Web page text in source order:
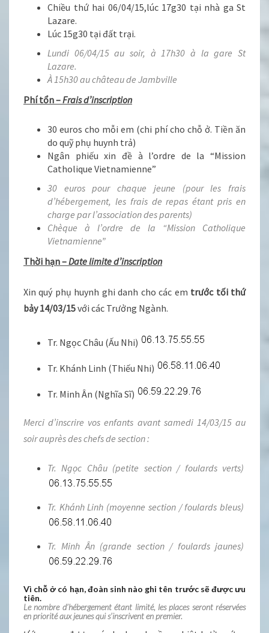
Chiều thứ hai 06/04/15,lúc 17g30 tại nhà ga St
Lazare.
Lúc 15g30 tại đất trại.
Lundi 06/04/15 au soir, à 17h30 à la gare St
Lazare.
À 15h30 au château de Jambville
Phí tổn –Frais d’inscription
30 euros cho mỗi em (chi phí cho chỗ ở. Tiền ăn
do quỹ phụ huynh trả)
Ngân phiếu xin đề à l’ordre de la “Mission
Catholique Vietnamienne”
30 euros pour chaque jeune (pour les frais
d’hébergement, les frais de repas étant pris en
charge par l’association des parents)
Chèque à l’ordre de la “Mission Catholique
Vietnamienne”
Thời hạn –Date limite d’inscription
Xin quý phụ huynh ghi danh cho các em trước tối thứ
bảy 14/03/15với các Trưởng Ngành.
Tr. Ngọc Châu (Ấu Nhi)
Tr. Khánh Linh (Thiếu Nhi)
Tr. Minh Ân (Nghĩa Sĩ)
Merci d’inscrire vos enfants avant samedi 14/03/15 au
soir auprès des chefs de section :
Tr. Ngọc Châu (petite section / foulards verts)
Tr. Khánh Linh (moyenne section / foulards bleus)
Tr. Minh Ân (grande section / foulards jaunes)
Vì chỗ ở có hạn, đoàn sinh nào ghi tên trước sẽ được ưu
tiên.
Le nombre d’hébergement étant limité, les places seront réservées
en priorité aux jeunes qui s’inscrivent en premier.